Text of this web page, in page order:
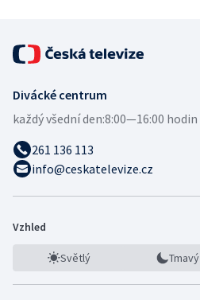
Divácké centrum
každý všední den:8:00—16:00 hodin
261 136 113
info@ceskatelevize.cz
Vzhled
Světlý Tmavý